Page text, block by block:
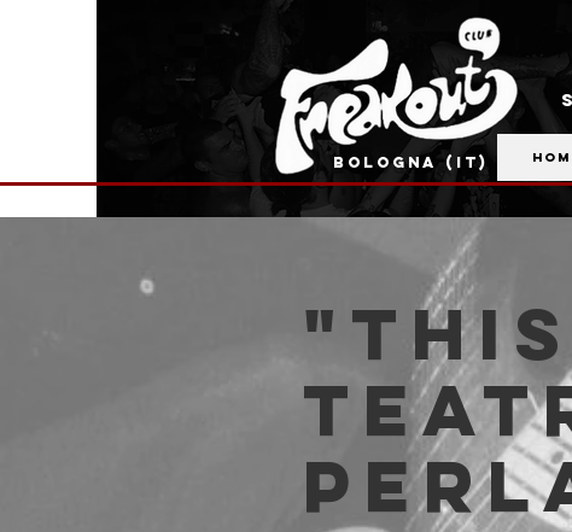
BOLOGNA (IT)